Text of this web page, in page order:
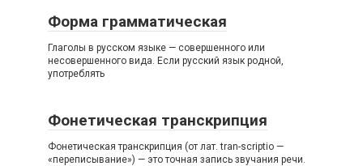
Форма грамматическая
Глаголы в русском языке — совершенного или
несовершенного вида. Если русский язык родной,
употреблять
Фонетическая транскрипция
Фонетическая транскрипция (от лат. tran-scriptio —
«переписывание») — это точная запись звучания речи.